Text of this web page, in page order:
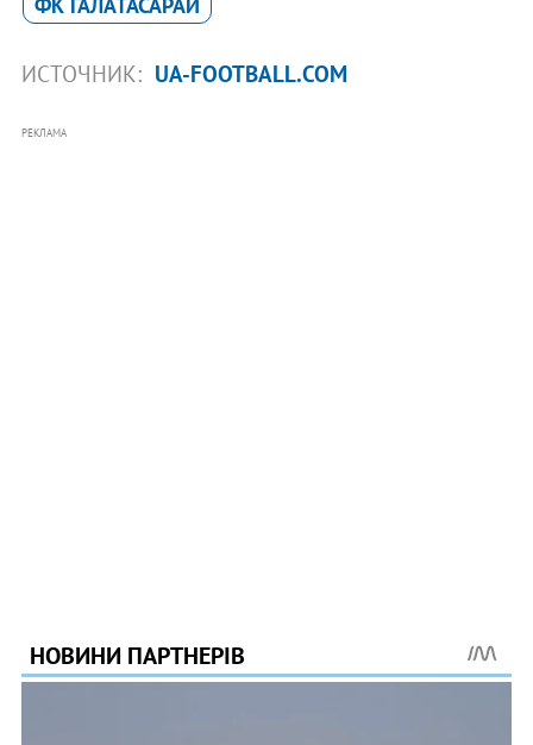
ИСТОЧНИК: UA-FOOTBALL.COM
РЕКЛАМА